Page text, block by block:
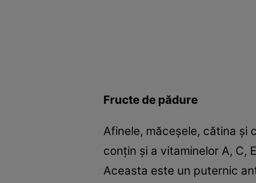
Fructe de pădure
Afinele, măceşele, cătina şi
conţin şi a vitaminelor A, C,
Aceasta este un puternic